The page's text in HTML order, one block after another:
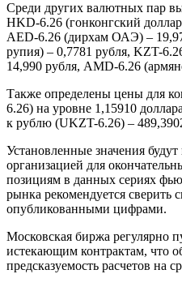
Среди других валютных пар
HKD-6.26 (гонконгский
AED-6.26 (дирхам ОАЭ) –
рупия) – 0,7781 рубля, KZT-
14,990 рубля, AMD-6.26
Также определены цены для
6.26) на уровне 1,15910
к рублю (UKZT-6.26) –
Установленные значения
организацией для
позициям в данных сериях
рынка рекомендуется сверить
опубликованными цифрами.
Московская биржа регулярно
истекающим контрактам, что
предсказуемость расчетов на